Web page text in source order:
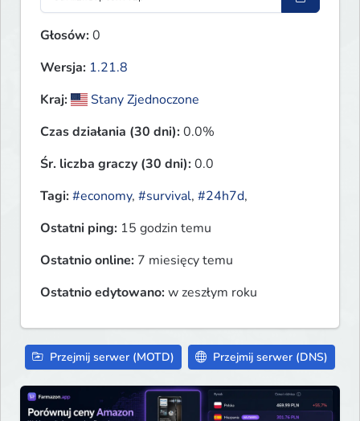
Głosów:0
Wersja: 1.21.8
Kraj:
Stany Zjednoczone
Czas działania (30 dni):0.0%
Śr. liczba graczy (30 dni):0.0
Tagi:#economy, #survival, #24h7d,
Ostatni ping: 15 godzin temu
Ostatnio online: 7 miesięcy temu
Ostatnio edytowano:w zeszłym roku
Przejmij serwer (MOTD) Przejmij serwer (DNS)